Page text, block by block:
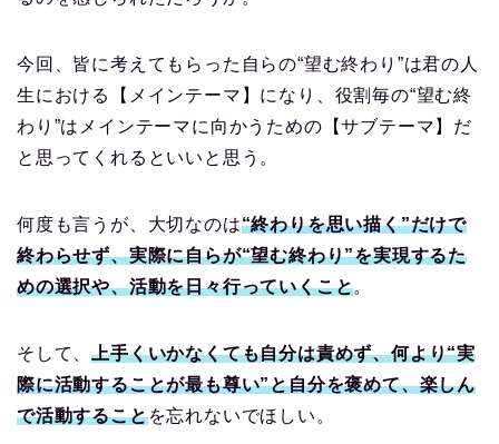
今回、皆に考えてもらった自らの“望む終わり”は君の人
生における【メインテーマ】になり、役割毎の“望む終
わり”はメインテーマに向かうための【サブテーマ】だ
と思ってくれるといいと思う。
何度も言うが、大切なのは“終わりを思い描く”だけで
終わらせず、実際に自らが“望む終わり”を実現するた
めの選択や、活動を日々行っていくこと。
そして、上手くいかなくても自分は責めず、何より“実
際に活動することが最も尊い”と自分を褒めて、楽しん
で活動することを忘れないでほしい。